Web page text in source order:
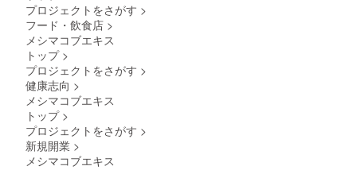
プロジェクトをさがす >
フード・飲食店 >
メシマコブエキス
トップ >
プロジェクトをさがす >
健康志向 >
メシマコブエキス
トップ >
プロジェクトをさがす >
新規開業 >
メシマコブエキス